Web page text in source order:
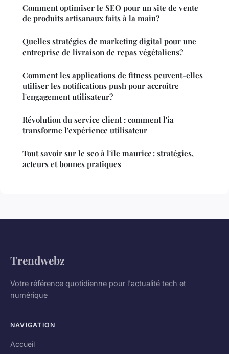
Comment optimiser le SEO pour un site de vente
de produits artisanaux faits à la main?
Quelles stratégies de marketing digital pour une
entreprise de livraison de repas végétaliens?
Comment les applications de fitness peuvent-elles
utiliser les notifications push pour accroître
l'engagement utilisateur?
Révolution du service client : comment l'ia
transforme l'expérience utilisateur
Tout savoir sur le seo à l'île maurice : stratégies,
acteurs et bonnes pratiques
Trendwebz
Votre référence quotidienne pour l'actualité tech et
numérique
NAVIGATION
Accueil